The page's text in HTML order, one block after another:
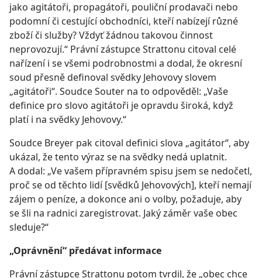
jako agitátoři, propagátoři, pouliční prodavači nebo
podomní či cestující obchodníci, kteří nabízejí různé
zboží či služby? Vždyť žádnou takovou činnost
neprovozují.“ Právní zástupce Strattonu citoval celé
nařízení i se všemi podrobnostmi a dodal, že okresní
soud přesně definoval svědky Jehovovy slovem
„agitátoři“. Soudce Souter na to odpověděl: „Vaše
definice pro slovo agitátoři je opravdu široká, když
platí i na svědky Jehovovy.“
Soudce Breyer pak citoval definici slova „agitátor“, aby
ukázal, že tento výraz se na svědky nedá uplatnit.
A dodal: „Ve vašem přípravném spisu jsem se nedočetl,
proč se od těchto lidí [svědků Jehovových], kteří nemají
zájem o peníze, a dokonce ani o volby, požaduje, aby
se šli na radnici zaregistrovat. Jaký záměr vaše obec
sleduje?“
„Oprávnění“ předávat informace
Právní zástupce Strattonu potom tvrdil, že „obec chce